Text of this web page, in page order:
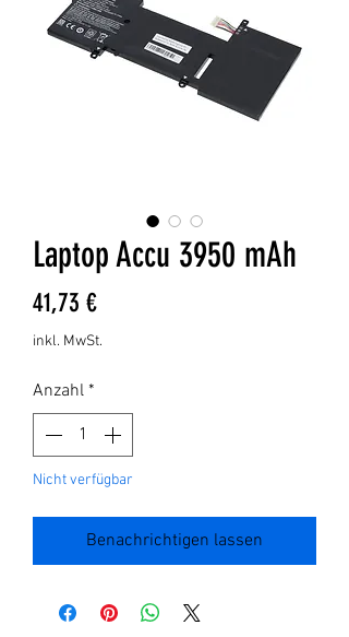
Laptop Accu 3950 mAh
41,73 €Preis
inkl. MwSt.
Anzahl *
Nicht verfügbar
Benachrichtigen lassen